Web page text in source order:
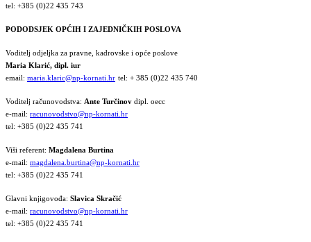
tel: +385 (0)22 435 743
PODODSJEK OPĆIH I ZAJEDNIČKIH POSLOVA
Voditelj odjeljka za pravne, kadrovske i opće poslove
Maria Klarić, dipl. iur
email: maria.klaric@np-kornati.hr tel: + 385 (0)22 435 740
Voditelj računovodstva: Ante Turčinov dipl. oecc
e-mail: racunovodstvo@np-kornati.hr
tel: +385 (0)22 435 741
Viši referent: Magdalena Burtina
e-mail: magdalena.burtina@np-kornati.hr
tel: +385 (0)22 435 741
Glavni knjigovođa: Slavica Skračić
e-mail: racunovodstvo@np-kornati.hr
tel: +385 (0)22 435 741